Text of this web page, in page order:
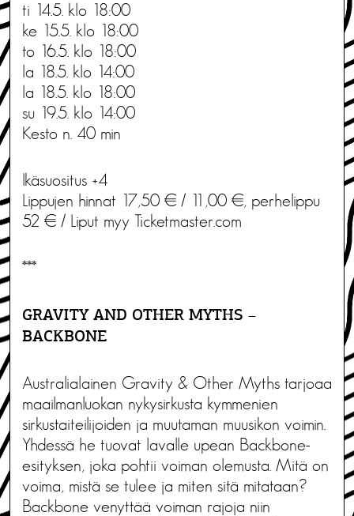
ti 14.5. klo 18:00
ke 15.5. klo 18:00
to 16.5. klo 18:00
la 18.5. klo 14:00
la 18.5. klo 18:00
su 19.5. klo 14:00
Kesto n. 40 min
Ikäsuositus +4
Lippujen hinnat 17,50 € / 11,00 €, perhelippu
52 € / Liput myy Ticketmaster.com
***
GRAVITY AND OTHER MYTHS –
BACKBONE
Australialainen Gravity & Other Myths tarjoaa
maailmanluokan nykysirkusta kymmenien
sirkustaiteilijoiden ja muutaman muusikon voimin.
Yhdessä he tuovat lavalle upean Backbone-
esityksen, joka pohtii voiman olemusta. Mitä on
voima, mistä se tulee ja miten sitä mitataan?
Backbone venyttää voiman rajoja niin